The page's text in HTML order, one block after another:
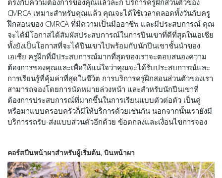
CMRCA เหมาะสำหรับคุณแล้ว คุณจะได้ใช้เวลาตลอดทั้งวันกับครู
ฝึกสอนของ CMRCA ที่มีความเป็นมืออาชีพ และมีประสบการณ์ คุณ
จะได้มีโอกาสได้สัมผัสประสบการณ์ในการปีนเขาที่ดีที่สุดในเอเชีย
ทั้งยังเป็นโอกาสที่จะได้ปีนเขาไปพร้อมกับนักปีนเขาชั้นนำของ
เอเชีย ครูฝึกที่มีประสบการณ์มากที่สุดของเราจะตอบสนองความ
ต้องการของคุณและเพื่อให้แน่ใจว่าคุณจะได้รับประสบการณ์และ
การเรียนรู้ที่คุ้มค่าที่สุดในชีวิต การบริการครูฝึกสอนส่วนตัวของเรา
สามารถจองโดยการนัดหมายล่วงหน้า และสำหรับนักปีนเขาที่
ต้องการประสบการณ์ที่มากขึ้นในการเรียนแบบตัวต่อตัว เป็นคู่
หรือมาแบบครอบครัวก็มีให้บริการด้วยเช่นกัน นอกจากนั้นเรายังมี
บริการรถรับ-ส่งแบบส่วนตัวอีกด้วย ข้อตกลงและเงื่อนไขการจอง
คอร์สปีนหน้าผาสำหรับผู้เริ่มต้น, บินหน้าผา